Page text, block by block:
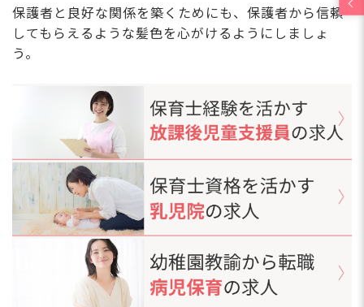
保護者と良好な関係を築くためにも、保護者から信頼
してもらえるような髪色を心がけるようにしましょ
う。